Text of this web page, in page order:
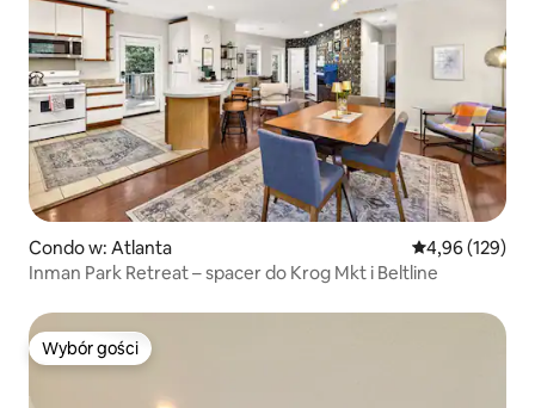
Condo w: Atlanta Średnia
4,96 (129)
Inman Park Retreat – spacer do Krog Mkt i Beltline
Wybór gości
Wybór gości